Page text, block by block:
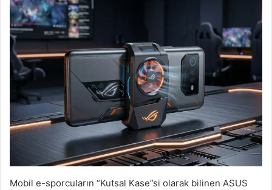
Mobil e-sporcuların “Kutsal Kase”si olarak bilinen ASUS